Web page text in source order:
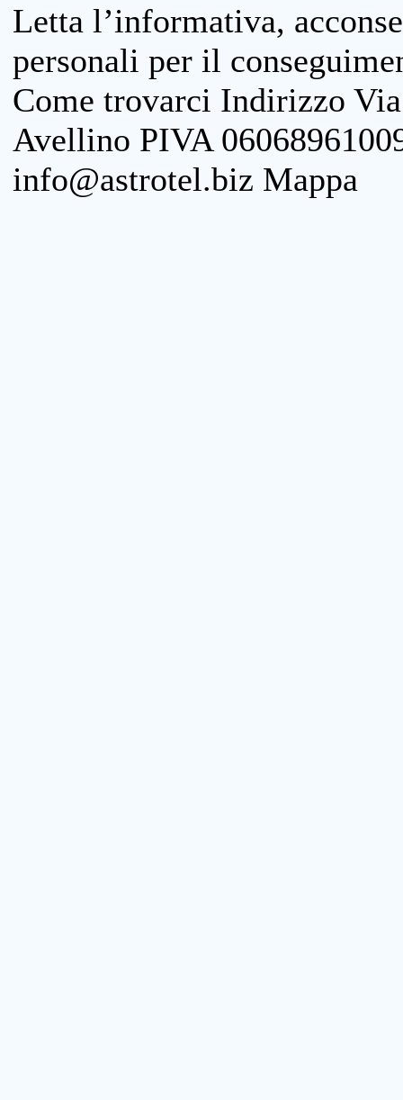
Letta l’informativa,
personali per il
Come trovarci Indirizzo
Avellino PIVA
info@astrotel.biz Mappa